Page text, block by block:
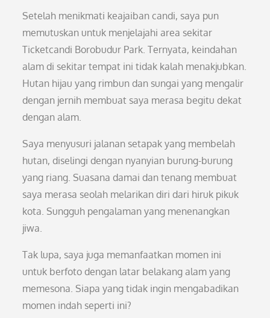
Setelah menikmati keajaiban candi, saya pun
memutuskan untuk menjelajahi area sekitar
Ticketcandi Borobudur Park. Ternyata, keindahan
alam di sekitar tempat ini tidak kalah menakjubkan.
Hutan hijau yang rimbun dan sungai yang mengalir
dengan jernih membuat saya merasa begitu dekat
dengan alam.
Saya menyusuri jalanan setapak yang membelah
hutan, diselingi dengan nyanyian burung-burung
yang riang. Suasana damai dan tenang membuat
saya merasa seolah melarikan diri dari hiruk pikuk
kota. Sungguh pengalaman yang menenangkan
jiwa.
Tak lupa, saya juga memanfaatkan momen ini
untuk berfoto dengan latar belakang alam yang
memesona. Siapa yang tidak ingin mengabadikan
momen indah seperti ini?